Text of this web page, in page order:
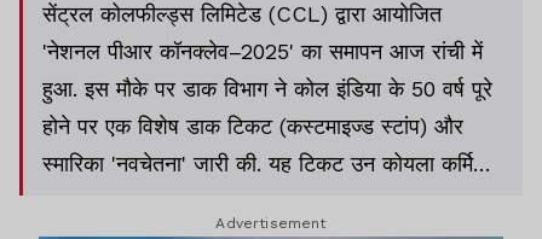
सेंट्रल कोलफील्ड्स लिमिटेड (CCL) द्वारा आयोजित
'नेशनल पीआर कॉनक्लेव–2025' का समापन आज रांची में
हुआ. इस मौके पर डाक विभाग ने कोल इंडिया के 50 वर्ष पूरे
होने पर एक विशेष डाक टिकट (कस्टमाइज्ड स्टांप) और
स्मारिका 'नवचेतना' जारी की. यह टिकट उन कोयला कर्मियों
Advertisement